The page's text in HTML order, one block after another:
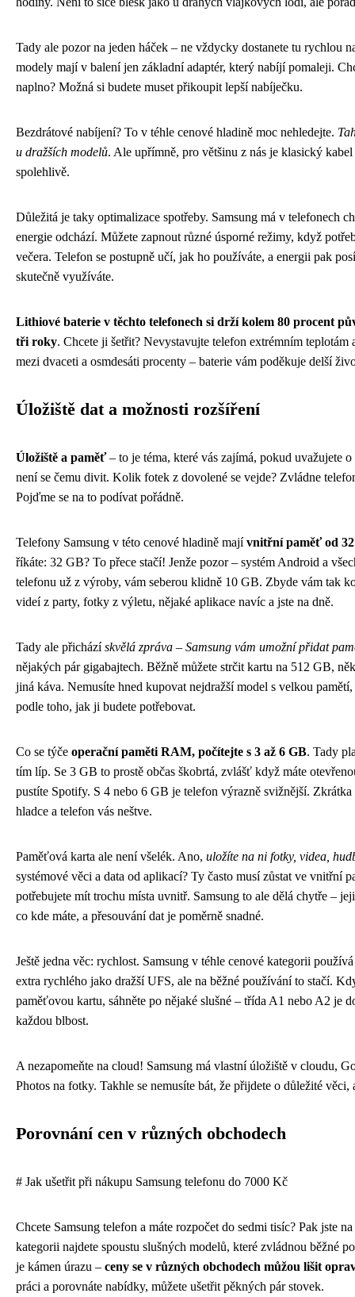
Tady ale pozor na jeden háček – ne vždycky dostanete tu rychlou
modely mají v balení jen základní adaptér, který nabíjí pomaleji.
naplno? Možná si budete muset přikoupit lepší nabíječku.
Bezdrátové nabíjení? To v téhle cenové hladině moc nehledejte.
u dražších modelů. Ale upřímně, pro většinu z nás je klasický
spolehlivě.
Důležitá je taky optimalizace spotřeby. Samsung má v telefonech
energie odchází. Můžete zapnout různé úsporné režimy, když
večera. Telefon se postupně učí, jak ho používáte, a energii pak
skutečně využíváte.
Lithiové baterie v těchto telefonech si drží kolem 80 procent
tři roky. Chcete ji šetřit? Nevystavujte telefon extrémním teplotám
mezi dvaceti a osmdesáti procenty – baterie vám poděkuje delší
Úložiště dat a možnosti rozšíření
Úložiště a paměť– to je téma, které vás zajímá, pokud uvažujete
není se čemu divit. Kolik fotek z dovolené se vejde? Zvládne
Pojďme se na to podívat pořádně.
Telefony Samsung v této cenové hladině majívnitřní paměť od
říkáte: 32 GB? To přece stačí! Jenže pozor – systém Android a
telefonu už z výroby, vám seberou klidně 10 GB. Zbyde vám tak
videí z party, fotky z výletu, nějaké aplikace navíc a jste na dně.
Tady ale přicházískvělá zpráva – Samsung vám umožní přidat
nějakých pár gigabajtech. Běžně můžete strčit kartu na 512 GB,
jiná káva. Nemusíte hned kupovat nejdražší model s velkou
podle toho, jak ji budete potřebovat.
Co se týče operační paměti RAM, počítejte s 3 až 6 GB. Tady
tím líp. Se 3 GB to prostě občas škobrtá, zvlášť když máte
pustíte Spotify. S 4 nebo 6 GB je telefon výrazně svižnější.
hladce a telefon vás neštve.
Paměťová karta ale není všelék. Ano, uložíte na ni fotky, videa,
systémové věci a data od aplikací? Ty často musí zůstat ve vnitřní
potřebujete mít trochu místa uvnitř. Samsung to ale dělá chytře –
co kde máte, a přesouvání dat je poměrně snadné.
Ještě jedna věc: rychlost. Samsung v téhle cenové kategorii
extra rychlého jako dražší UFS, ale na běžné používání to stačí.
paměťovou kartu, sáhněte po nějaké slušné – třída A1 nebo A2 je
každou blbost.
A nezapomeňte na cloud! Samsung má vlastní úložiště v cloudu,
Photos na fotky. Takhle se nemusíte bát, že přijdete o důležité věci,
Porovnání cen v různých obchodech
# Jak ušetřit při nákupu Samsung telefonu do 7000 Kč
Chcete Samsung telefon a máte rozpočet do sedmi tisíc? Pak jste
kategorii najdete spoustu slušných modelů, které zvládnou běžné
je kámen úrazu – ceny se v různých obchodech můžou lišit
práci a porovnáte nabídky, můžete ušetřit pěkných pár stovek.